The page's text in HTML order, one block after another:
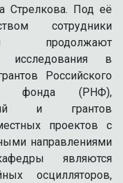
Стрелкова. Под её
сотрудники
продолжают
исследования в
Российского
фонда (РНФ),
и грантов
проектов с
направлениями
являются
осцилляторов,